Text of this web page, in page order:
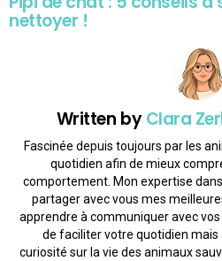
nettoyer !
Written byClara
Fascinée depuis toujours par les
quotidien afin de mieux
comportement. Mon expertise
partager avec vous mes
apprendre à communiquer avec
de faciliter votre quotidien
curiosité sur la vie des animaux